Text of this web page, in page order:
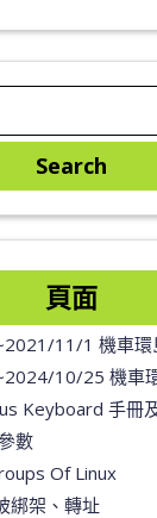
頁面
11/1 機車環
10/25 機車環
Keyboard 手冊
數
Of Linux
綁架、轉址